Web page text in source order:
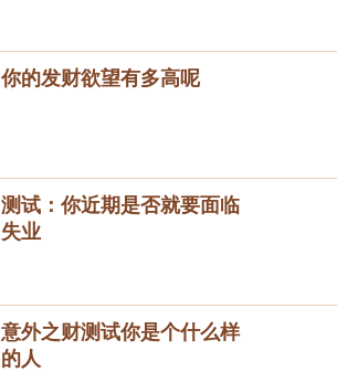
你的发财欲望有多高呢
测试：你近期是否就要面临
失业
意外之财测试你是个什么样
的人